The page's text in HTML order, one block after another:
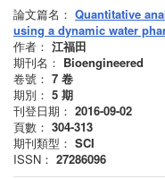
論文篇名： Quantitative
using a dynamic water
作者： 江福田
期刊名： Bioengineered
卷號： 7 卷
期別： 5 期
刊登日期： 2016-09-02
頁數： 304-313
期刊類型： SCI
ISSN： 27286096